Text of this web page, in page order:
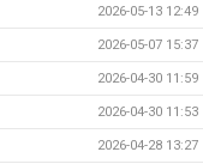
2026-05-13 12:49
2026-05-07 15:37
2026-04-30 11:59
2026-04-30 11:53
2026-04-28 13:27